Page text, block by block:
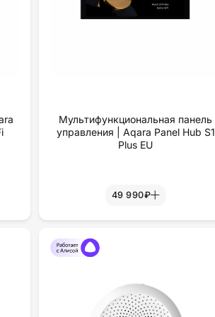
Мультифункциональная панель
управления | Aqara Panel Hub S1
Plus EU
49 990₽